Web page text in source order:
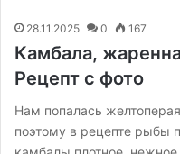
28.11.2025 0 167
Камбала,
Рецепт с фото
Нам попалась
поэтому в рецепте рыбы